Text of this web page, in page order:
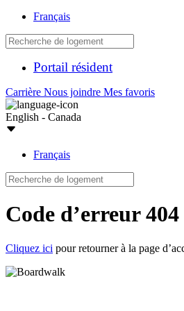
Français
Portail résident
Carrière Nous joindre Mes favoris
English - Canada
Français
Code d’erreur
Cliquez ici pour retourner à la page